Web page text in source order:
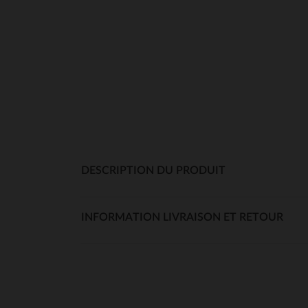
DESCRIPTION DU PRODUIT
INFORMATION LIVRAISON ET RETOUR